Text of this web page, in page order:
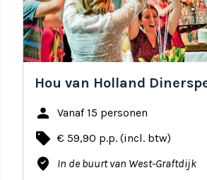
Hou van Holland
person Vanaf 15 personen
local_offer € 59,90 p.p. (incl. btw)
where_to_vote In de buurt van West-Graftdijk